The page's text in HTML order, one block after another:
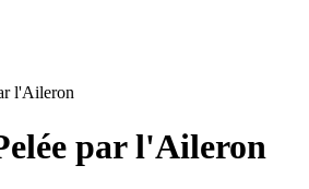
l'Aileron
par l'Aileron